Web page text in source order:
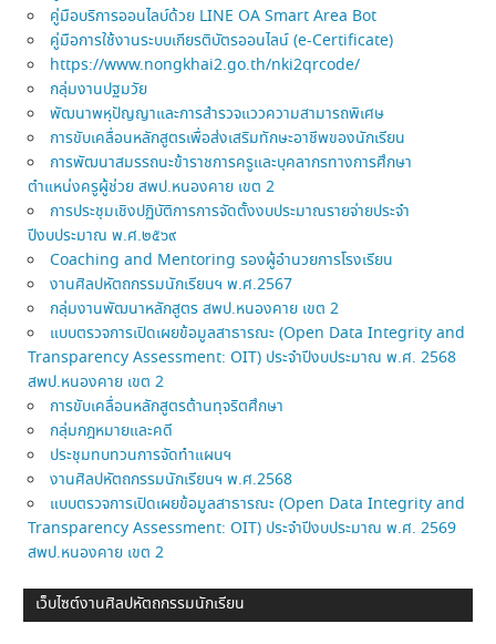
คู่มือบริการออนไลบ์ด้วย LINE OA Smart Area Bot
คู่มือการใช้งานระบบเกียรติบัตรออนไลน์ (e-Certificate)
https://www.nongkhai2.go.th/nki2qrcode/
กลุ่มงานปฐมวัย
พัฒนาพหุปัญญาและการสำรวจแววความสามารถพิเศษ
การขับเคลื่อนหลักสูตรเพื่อส่งเสริมทักษะอาชีพของนักเรียน
การพัฒนาสมรรถนะข้าราชการครูและบุคลากรทางการศึกษา
ตำแหน่งครูผู้ช่วย สพป.หนองคาย เขต 2
การประชุมเชิงปฏิบัติการการจัดตั้งงบประมาณรายจ่ายประจำ
ปีงบประมาณ พ.ศ.๒๕๖๙
Coaching and Mentoring รองผู้อำนวยการโรงเรียน
งานศิลปหัตถกรรมนักเรียนฯ พ.ศ.2567
กลุ่มงานพัฒนาหลักสูตร สพป.หนองคาย เขต 2
แบบตรวจการเปิดเผยข้อมูลสาธารณะ (Open Data Integrity and
Transparency Assessment: OIT) ประจำปีงบประมาณ พ.ศ. 2568
สพป.หนองคาย เขต 2
การขับเคลื่อนหลักสูตรต้านทุจริตศึกษา
กลุ่มกฎหมายและคดี
ประชุมทบทวนการจัดทำแผนฯ
งานศิลปหัตถกรรมนักเรียนฯ พ.ศ.2568
แบบตรวจการเปิดเผยข้อมูลสาธารณะ (Open Data Integrity and
Transparency Assessment: OIT) ประจำปีงบประมาณ พ.ศ. 2569
สพป.หนองคาย เขต 2
เว็บไซต์งานศิลปหัตถกรรมนักเรียน